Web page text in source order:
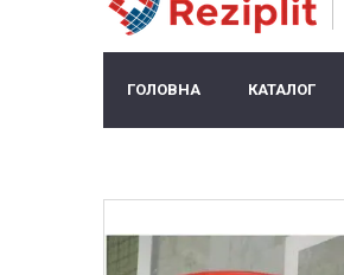
ГОЛОВНА КАТАЛОГ